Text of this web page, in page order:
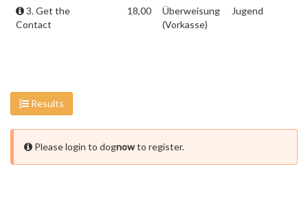
3. Get the
Contact
18,00
Überweisung
(Vorkasse)
Jugend
Results
Please login to dognowto register.